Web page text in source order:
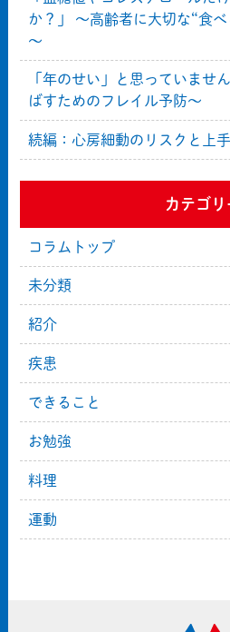
か？」 ～高齢者に大切な“食
～
「年のせい」と思っていませ
ばすためのフレイル予防～
続編：心房細動のリスクと上
カテゴリ
コラムトップ
未分類
紹介
疾患
できること
お勉強
料理
運動